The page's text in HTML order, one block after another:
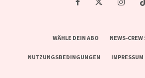
WÄHLE DEIN ABO NEWS-CREW
NUTZUNGSBEDINGUNGEN IMPRESSUM